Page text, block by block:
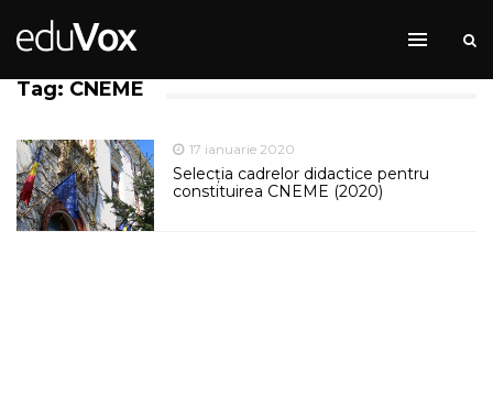
Tag: CNEME
17 ianuarie 2020
Selecţia cadrelor didactice pentru
constituirea CNEME (2020)